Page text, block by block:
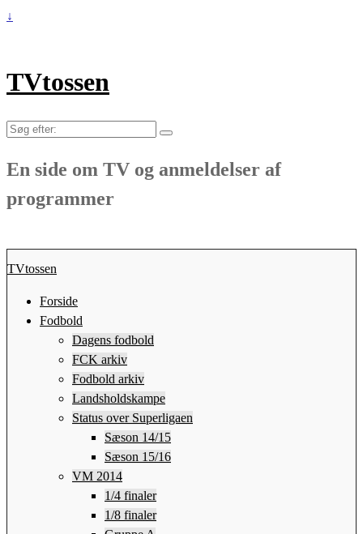
↓
TVtossen
Søg
En side om TV og anmeldelser af
programmer
TVtossen
Forside
Fodbold
Dagens fodbold
FCK arkiv
Fodbold arkiv
Landsholdskampe
Status over Superligaen
Sæson 14/15
Sæson 15/16
VM 2014
1/4 finaler
1/8 finaler